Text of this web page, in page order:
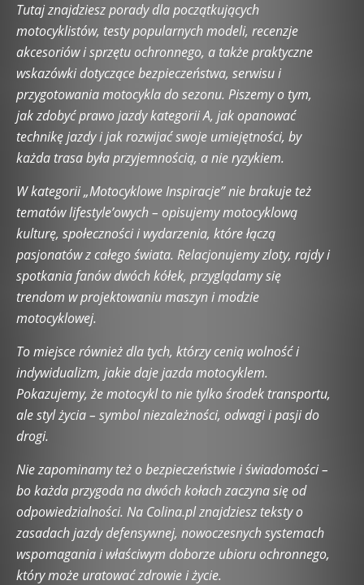
Mercedes-Benz
Mitsubishi
Motocyklowe Inspiracje
Motoryzacja
Motoryzacja a Psychologia Kierowcy
Motoryzacja Kobiecym Okiem
Motoryzacja Przyszłości
Nauka jazdy
Nissan Nowe Technologie w Motoryzacji
Opony i Felgi
Peugeot Podróże Samochodem
Porady
Porady motoryzacyjne
Porównania Samochodów
Porsche
Pozostałe wpisy
Prawo drogowe
Prawo i Mandaty
Prawo jazdy
Przepisy ruchu drogowego
Publikacje Czytelników
Pytania od czytelników
Renault
Rolls-Royce
Samochody Elektryczne
Skoda
Technika Jazdy
Testy i Recenzje Samochodów
Toyota
Tuning i Personalizacja
Ubezpieczenia i Finansowanie
Volkswagen
Tutaj znajdziesz porady dla początkujących
motocyklistów, testy popularnych modeli, recenzje
akcesoriów i sprzętu ochronnego, a także praktyczne
wskazówki dotyczące bezpieczeństwa, serwisu i
przygotowania motocykla do sezonu. Piszemy o tym,
jak zdobyć prawo jazdy kategorii A, jak opanować
technikę jazdy i jak rozwijać swoje umiejętności, by
każda trasa była przyjemnością, a nie ryzykiem.
W kategorii „Motocyklowe Inspiracje” nie brakuje też
tematów lifestyle’owych – opisujemy motocyklową
kulturę, społeczności i wydarzenia, które łączą
pasjonatów z całego świata. Relacjonujemy zloty, rajdy i
spotkania fanów dwóch kółek, przyglądamy się
trendom w projektowaniu maszyn i modzie
motocyklowej.
To miejsce również dla tych, którzy cenią wolność i
indywidualizm, jakie daje jazda motocyklem.
Pokazujemy, że motocykl to nie tylko środek transportu,
ale styl życia – symbol niezależności, odwagi i pasji do
drogi.
Nie zapominamy też o bezpieczeństwie i świadomości –
bo każda przygoda na dwóch kołach zaczyna się od
odpowiedzialności. Na Colina.pl znajdziesz teksty o
zasadach jazdy defensywnej, nowoczesnych systemach
wspomagania i właściwym doborze ubioru ochronnego,
który może uratować zdrowie i życie.